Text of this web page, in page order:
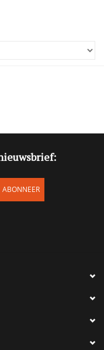
ABONNEER